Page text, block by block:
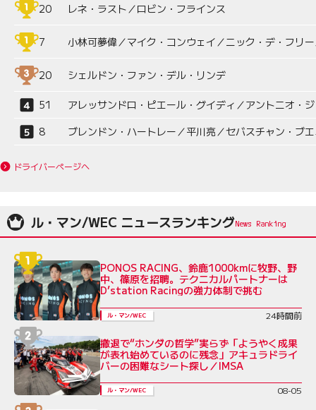
20 レネ・ラスト／ロビン・フラインス
7 小林可夢偉／マイク・コンウェイ／ニック・デ・フリ
20 シェルドン・ファン・デル・リンデ
51
アレッサンドロ・ピエール・グイディ／アントニオ・
8
ブレンドン・ハートレー／平川亮／セバスチャン・ブ
ドライバーページへ
ル・マン/WEC ニュースランキング
PONOS RACING、鈴鹿1000kmに牧野、野
中、篠原を招聘。テクニカルパートナーは
D’station Racingの強力体制で挑む
ル・マン/WEC 24時間前
撤退で“ホンダの哲学”実らず「ようやく成果
が表れ始めているのに残念」アキュラドライ
バーの困難なシート探し／IMSA
ル・マン/WEC 08-05